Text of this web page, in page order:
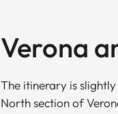
Verona
The itinerary is
North section of